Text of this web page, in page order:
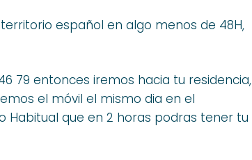
español en algo menos de 48H,
79 entonces iremos hacia tu residencia,
el móvil el mismo dia en el
Habitual que en 2 horas podras tener tu